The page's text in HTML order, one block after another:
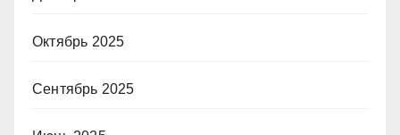
Октябрь 2025
Сентябрь 2025